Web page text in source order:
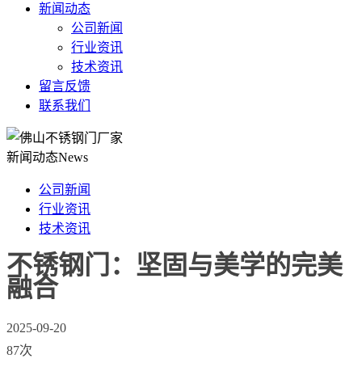
新闻动态
公司新闻
行业资讯
技术资讯
留言反馈
联系我们
新闻动态News
公司新闻
行业资讯
技术资讯
不锈钢门：坚固与美学的完美
融合
2025-09-20
87次